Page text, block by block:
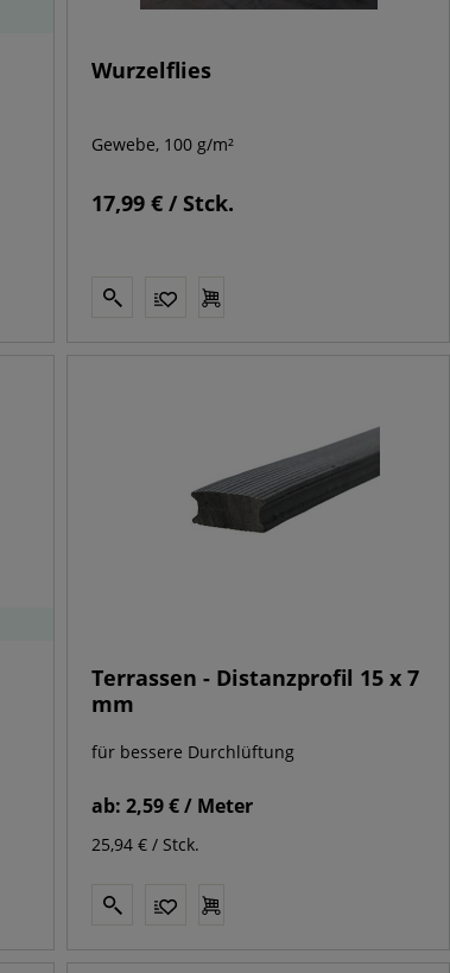
Wurzelflies
Gewebe, 100 g/m²
17,99 € / Stck.
Terrassen - Distanzprofil 15 x 7
mm
für bessere Durchlüftung
ab:2,59 € / Meter
25,94 € / Stck.